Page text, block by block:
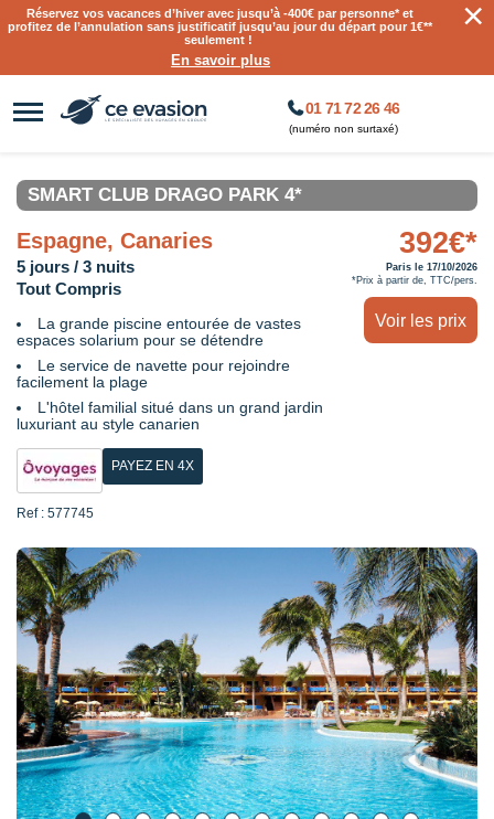
Réservez vos vacances d’hiver avec jusqu’à-400€ par personne* et
profitez de l’annulation sans justificatif jusqu’au jour du départ pour 1€**
seulement !
En savoir plus
×
01 71 72 26 46
(numéro non surtaxé)
SMART CLUB DRAGO PARK 4*
Espagne, Canaries
5 jours / 3 nuits
Tout Compris
La grande piscine entourée de vastes
espaces solarium pour se détendre
Le service de navette pour rejoindre
facilement la plage
L'hôtel familial situé dans un grand jardin
luxuriant au style canarien
PAYEZ EN 4X
Ref : 577745
392€*
Paris le 17/10/2026
*Prix à partir de, TTC/pers.
Voir les prix